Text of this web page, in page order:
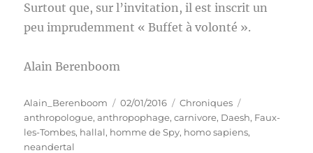
Surtout que, sur l’invitation, il est inscrit un
peu imprudemment « Buffet à volonté ».
Alain Berenboom
Auteur
Alain_Berenboom
Publié
le
02/01/2016 Catégories
Chroniques
anthropologue,anthropophage,carnivore, Daesh, Faux-
les-Tombes, hallal, homme de Spy, homo sapiens,
neandertal